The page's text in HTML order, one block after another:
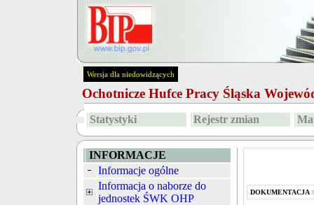
Wersja dla niedowidzących
Ochotnicze Hufce Pracy Śląska
Statystyki Rejestr zmian
INFORMACJE
Informacje ogólne
Informacja o naborze do
jednostek ŚWK OHP
DOKUMENTACJA